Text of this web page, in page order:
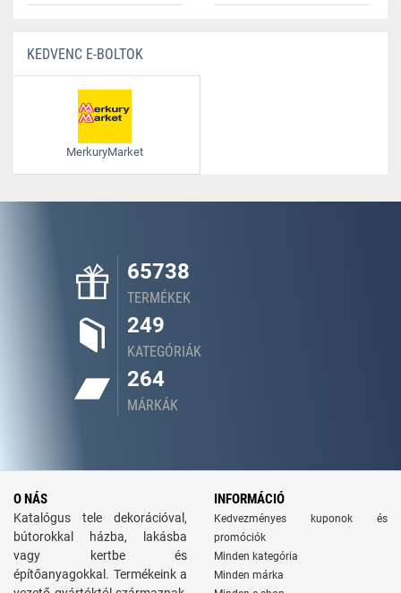
KEDVENC E-BOLTOK
MerkuryMarket
65738
TERMÉKEK
249
KATEGÓRIÁK
264
MÁRKÁK
O NÁS
Katalógus tele dekorációval,
bútorokkal házba, lakásba
vagy kertbe és
építőanyagokkal. Termékeink a
INFORMÁCIÓ
Kedvezményes kuponok és
promóciók
Minden kategória
Minden márka